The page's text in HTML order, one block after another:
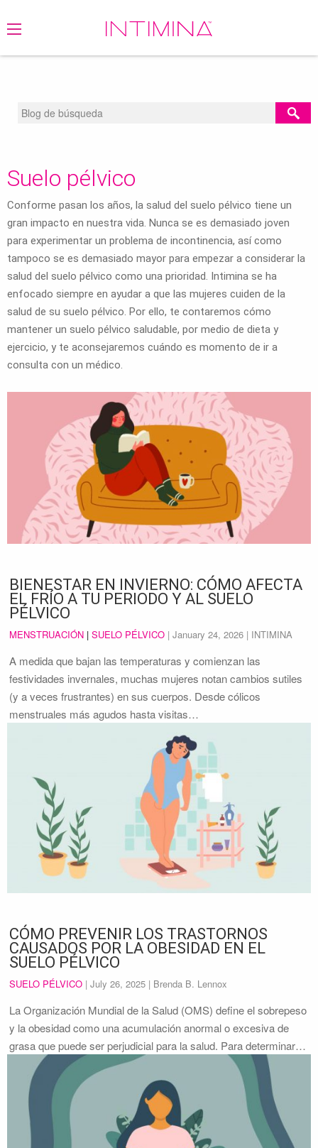
/ SUELO PÉLVICO
Suelo pélvico
Conforme pasan los años, la salud del suelo pélvico tiene un
gran impacto en nuestra vida. Nunca se es demasiado joven
para experimentar un problema de incontinencia, así como
tampoco se es demasiado mayor para empezar a considerar la
salud del suelo pélvico como una prioridad. Intimina se ha
enfocado siempre en ayudar a que las mujeres cuiden de la
salud de su suelo pélvico. Por ello, te contaremos cómo
mantener un suelo pélvico saludable, por medio de dieta y
ejercicio, y te aconsejaremos cuándo es momento de ir a
consulta con un médico.
BIENESTAR EN INVIERNO: CÓMO AFECTA
EL FRÍO A TU PERIODO Y AL SUELO
PÉLVICO
MENSTRUACIÓN |SUELO PÉLVICO |January 24, 2026 | INTIMINA
A medida que bajan las temperaturas y comienzan las
festividades invernales, muchas mujeres notan cambios sutiles
(y a veces frustrantes) en sus cuerpos. Desde cólicos
menstruales más agudos hasta visitas…
CÓMO PREVENIR LOS TRASTORNOS
CAUSADOS POR LA OBESIDAD EN EL
SUELO PÉLVICO
SUELO PÉLVICO |July 26, 2025 | Brenda B. Lennox
La Organización Mundial de la Salud (OMS) define el sobrepeso
y la obesidad como una acumulación anormal o excesiva de
grasa que puede ser perjudicial para la salud. Para determinar…